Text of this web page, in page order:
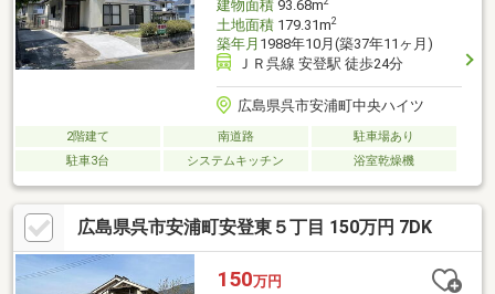
建物面積93.68m
土地面積179.31m2
築年月 1988年10月(築37年11ヶ月)
ＪＲ呉線 安登駅 徒歩24分
広島県呉市安浦町中央ハイツ
2階建て 南道路
駐車場あり
駐車3台
システムキッチン 浴室乾燥機
広島県呉市安浦町安登東５丁目 150万円 7DK
150万円